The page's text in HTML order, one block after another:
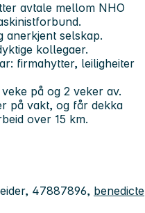
avtale mellom NHO
anerkjent selskap.
kollegaer.
firmahytter, leiligheiter
på og 2 veker av.
på vakt, og får dekka
over 15 km.
47887896, benedicte